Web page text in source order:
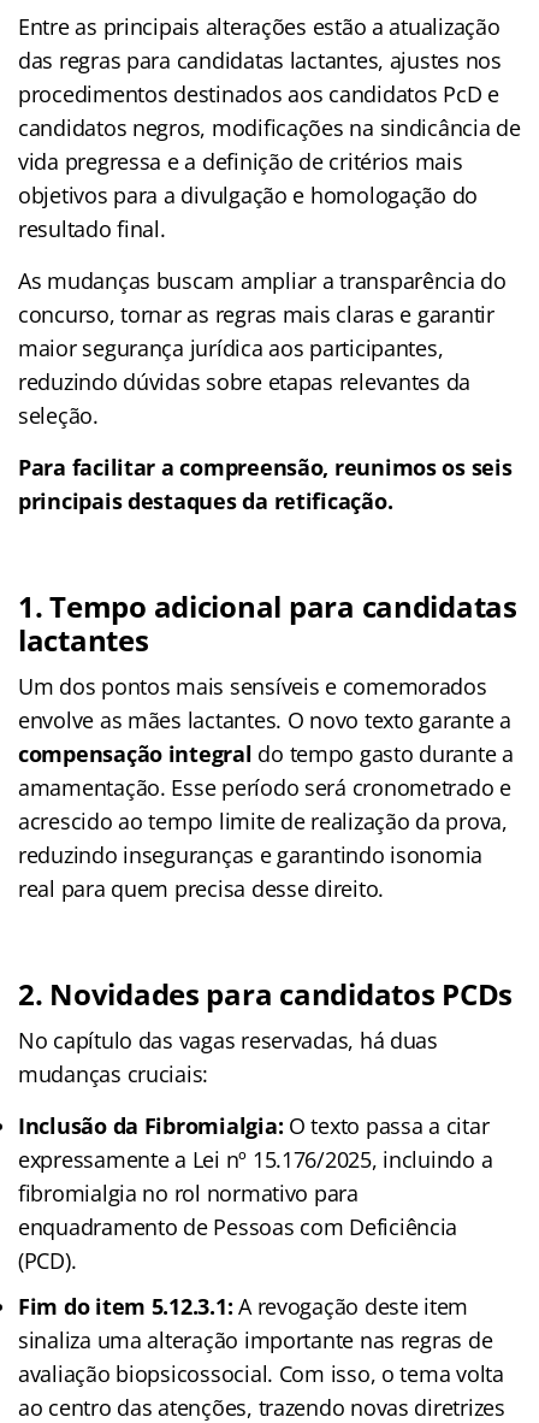
Entre as principais alterações estão a atualização
das regras para candidatas lactantes, ajustes nos
procedimentos destinados aos candidatos PcD e
candidatos negros, modificações na sindicância de
vida pregressa e a definição de critérios mais
objetivos para a divulgação e homologação do
resultado final.
As mudanças buscam ampliar a transparência do
concurso, tornar as regras mais claras e garantir
maior segurança jurídica aos participantes,
reduzindo dúvidas sobre etapas relevantes da
seleção.
Para facilitar a compreensão, reunimos os seis
principais destaques da retificação.
1. Tempo adicional para candidatas
lactantes
Um dos pontos mais sensíveis e comemorados
envolve as mães lactantes. O novo texto garante a
compensação integral do tempo gasto durante a
amamentação. Esse período será cronometrado e
acrescido ao tempo limite de realização da prova,
reduzindo inseguranças e garantindo isonomia
real para quem precisa desse direito.
2. Novidades para candidatos PCDs
No capítulo das vagas reservadas, há duas
mudanças cruciais:
Inclusão da Fibromialgia: O texto passa a citar
expressamente a Lei nº 15.176/2025, incluindo a
fibromialgia no rol normativo para
enquadramento de Pessoas com Deficiência
(PCD).
Fim do item 5.12.3.1: A revogação deste item
sinaliza uma alteração importante nas regras de
avaliação biopsicossocial. Com isso, o tema volta
ao centro das atenções, trazendo novas diretrizes